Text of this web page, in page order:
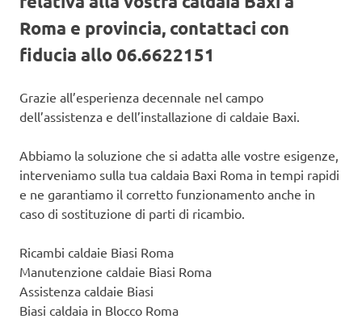
Roma e provincia, contattaci con
fiducia allo 06.6622151
Grazie all’esperienza decennale nel campo
dell’assistenza e dell’installazione di caldaie Baxi.
Abbiamo la soluzione che si adatta alle vostre esigenze,
interveniamo sulla tua caldaia Baxi Roma in tempi rapidi
e ne garantiamo il corretto funzionamento anche in
caso di sostituzione di parti di ricambio.
Ricambi caldaie Biasi Roma
Manutenzione caldaie Biasi Roma
Assistenza caldaie Biasi
Biasi caldaia in Blocco Roma